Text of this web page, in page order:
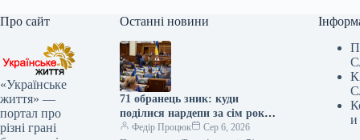
Про сайт
«Українське
життя» —
портал про
різні грані
Останні новини
71 обранець зник: куди
поділися нардепи за сім років
роботи у Раді
Федір Процюк
Сер 6, 2026
и